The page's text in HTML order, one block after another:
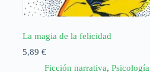
La magia de la felicidad
5,89 €
Ficción narrativa, Psicología